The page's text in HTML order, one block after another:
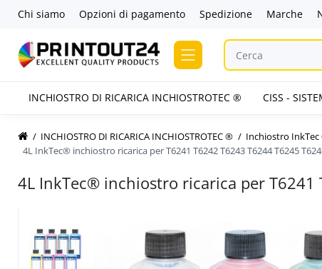
Chi siamo Opzioni di pagamento Spedizione Marche
INCHIOSTRO DI RICARICA INCHIOSTROTEC ® CISS -
INCHIOSTRO DI RICARICA INCHIOSTROTEC ® Inchiostro InkTec
4L InkTec® inchiostro ricarica per T6241 T6242 T6243 T6244 T6245
4L InkTec® inchiostro ricarica per T6241